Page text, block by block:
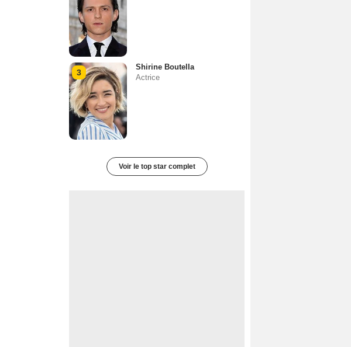
3
Shirine Boutella
Actrice
Voir le top star complet